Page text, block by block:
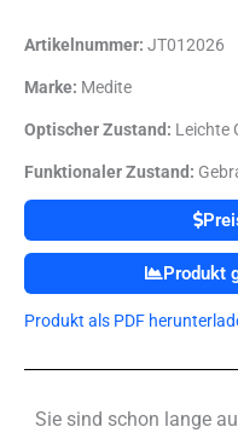
Artikelnummer: JT012026
Marke: Medite
Optischer Zustand: Leichte
Funktionaler Zustand:
Produkt
Produkt als PDF
Sie sind schon lange